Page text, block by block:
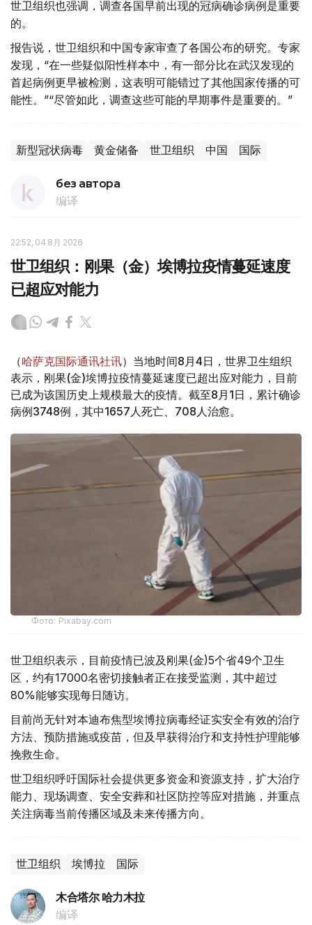
世卫组织也强调，调查各国早前出现的冠病确诊病例是重要
的。
报告说，世卫组织和中国专家审查了各国公布的研究。专家
发现，“在一些疑似阳性样本中，有一部分比在武汉发现的
首起病例更早被检测，这表明可能错过了其他国家传播的可
能性。”“尽管如此，调查这些可能的早期事件是重要的。”
新型冠状病毒 黄金储备 世卫组织 中国 国际
без автора
编译
22:52, 04 8月 2026
世卫组织：刚果（金）埃博拉疫情蔓延速度
已超应对能力
（哈萨克国际通讯社讯）当地时间8月4日，世界卫生组织
表示，刚果(金)埃博拉疫情蔓延速度已超出应对能力，目前
已成为该国历史上规模最大的疫情。截至8月1日，累计确诊
病例3748例，其中1657人死亡、708人治愈。
Фото: Pixabay.com
世卫组织表示，目前疫情已波及刚果(金)5个省49个卫生
区，约有17000名密切接触者正在接受监测，其中超过
80%能够实现每日随访。
目前尚无针对本迪布焦型埃博拉病毒经证实安全有效的治疗
方法、预防措施或疫苗，但及早获得治疗和支持性护理能够
挽救生命。
世卫组织呼吁国际社会提供更多资金和资源支持，扩大治疗
能力、现场调查、安全安葬和社区防控等应对措施，并重点
关注病毒当前传播区域及未来传播方向。
世卫组织 埃博拉 国际
木合塔尔 哈力木拉
编译